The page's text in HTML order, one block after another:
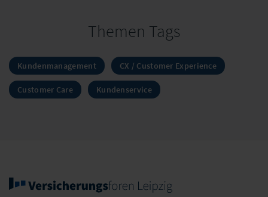
Themen Tags
Kundenmanagement CX / Customer Experience
Customer Care Kundenservice